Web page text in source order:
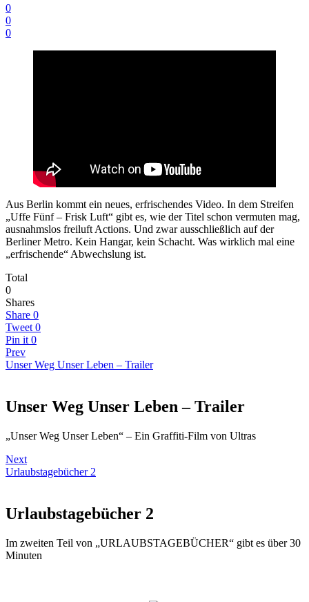
0
0
0
Aus Berlin kommt ein neues, erfrischendes Video. In dem Streifen
„Uffe Fünf – Frisk Luft“ gibt es, wie der Titel schon vermuten mag,
ausnahmslos freiluft Actions. Und zwar ausschließlich auf der
Berliner Metro. Kein Hangar, kein Schacht. Was wirklich mal eine
„erfrischende“ Abwechslung ist.
Total
0
Shares
Share 0
Tweet 0
Pin it 0
Prev
Unser Weg Unser Leben – Trailer
Unser Weg Unser Leben – Trailer
„Unser Weg Unser Leben“ – Ein Graffiti-Film von Ultras
Next
Urlaubstagebücher 2
Urlaubstagebücher 2
Im zweiten Teil von „URLAUBSTAGEBÜCHER“ gibt es über 30
Minuten